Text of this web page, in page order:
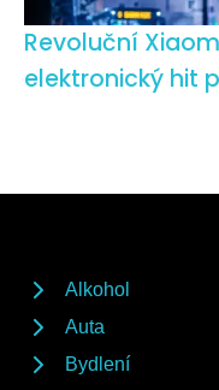
Revoluční
elektronický hit
Alkohol
Auta
Bydlení